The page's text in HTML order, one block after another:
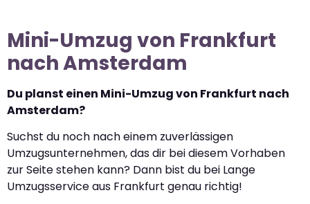
Mini-Umzug von Frankfurt
nach Amsterdam
Du planst einen Mini-Umzug von Frankfurt nach
Amsterdam?
Suchst du noch nach einem zuverlässigen
Umzugsunternehmen, das dir bei diesem Vorhaben
zur Seite stehen kann? Dann bist du bei Lange
Umzugsservice aus Frankfurt genau richtig!